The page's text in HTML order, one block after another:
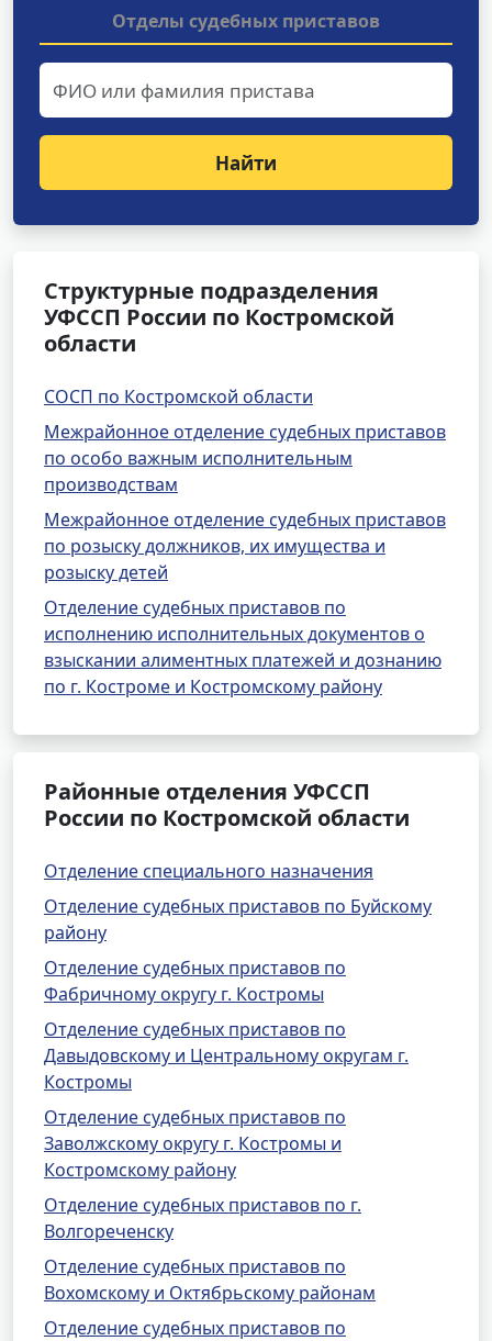
Отделы судебных приставов
Найти
Структурные подразделения
УФССП России по Костромской
области
СОСП по Костромской области
Межрайонное отделение судебных приставов
по особо важным исполнительным
производствам
Межрайонное отделение судебных приставов
по розыску должников, их имущества и
розыску детей
Отделение судебных приставов по
исполнению исполнительных документов о
взыскании алиментных платежей и дознанию
по г. Костроме и Костромскому району
Районные отделения УФССП
России по Костромской области
Отделение специального назначения
Отделение судебных приставов по Буйскому
району
Отделение судебных приставов по
Фабричному округу г. Костромы
Отделение судебных приставов по
Давыдовскому и Центральному округам г.
Костромы
Отделение судебных приставов по
Заволжскому округу г. Костромы и
Костромскому району
Отделение судебных приставов по г.
Волгореченску
Отделение судебных приставов по
Вохомскому и Октябрьскому районам
Отделение судебных приставов по